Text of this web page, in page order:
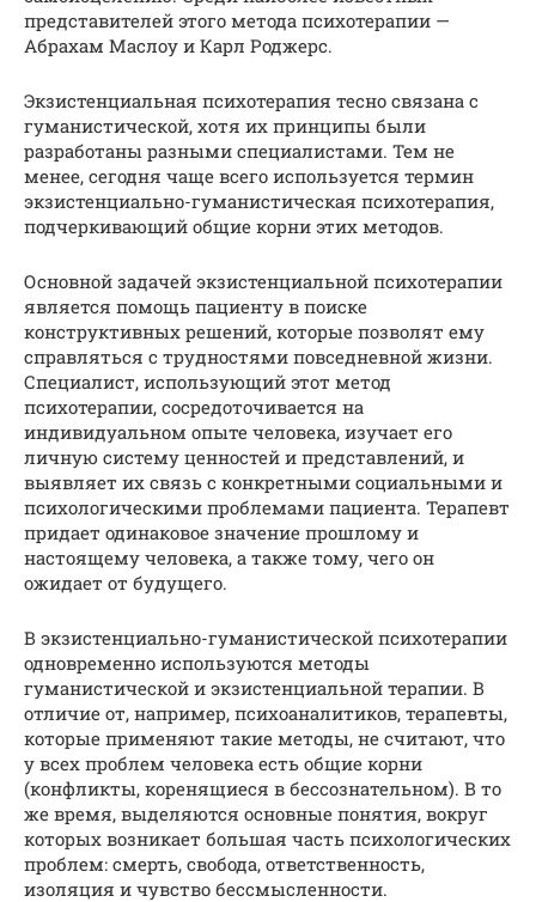
представителей этого метода психотерапии —
Абрахам Маслоу и Карл Роджерс.
Экзистенциальная психотерапия тесно связана с
гуманистической, хотя их принципы были
разработаны разными специалистами. Тем не
менее, сегодня чаще всего используется термин
экзистенциально-гуманистическая психотерапия,
подчеркивающий общие корни этих методов.
Основной задачей экзистенциальной психотерапии
является помощь пациенту в поиске
конструктивных решений, которые позволят ему
справляться с трудностями повседневной жизни.
Специалист, использующий этот метод
психотерапии, сосредоточивается на
индивидуальном опыте человека, изучает его
личную систему ценностей и представлений, и
выявляет их связь с конкретными социальными и
психологическими проблемами пациента. Терапевт
придает одинаковое значение прошлому и
настоящему человека, а также тому, чего он
ожидает от будущего.
В экзистенциально-гуманистической психотерапии
одновременно используются методы
гуманистической и экзистенциальной терапии. В
отличие от, например, психоаналитиков, терапевты,
которые применяют такие методы, не считают, что
у всех проблем человека есть общие корни
(конфликты, коренящиеся в бессознательном). В то
же время, выделяются основные понятия, вокруг
которых возникает большая часть психологических
проблем: смерть, свобода, ответственность,
изоляция и чувство бессмысленности.